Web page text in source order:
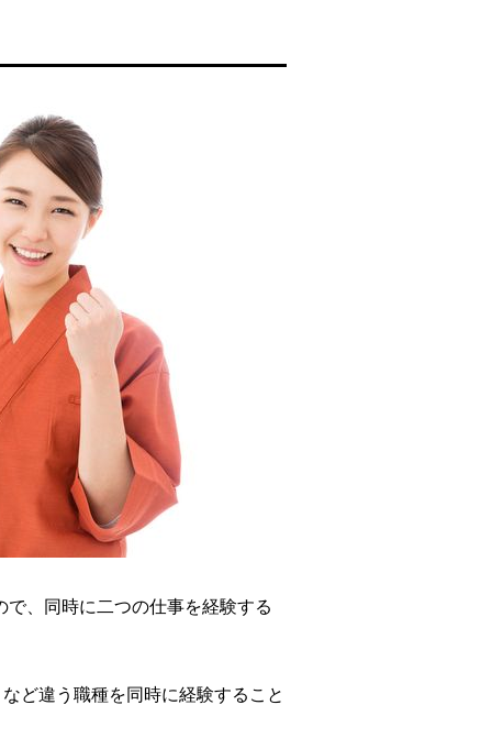
、同時に二つの仕事を経験する
ど違う職種を同時に経験すること